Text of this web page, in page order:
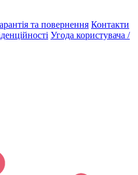
та повернення Контакти
Угода користувача /